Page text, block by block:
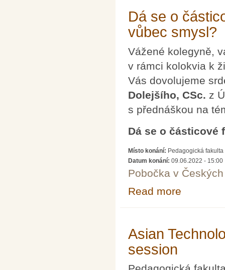
Dá se o
vůbec smysl?
Vážené kolegyně,
v rámci kolokvia k
Vás dovolujeme
Dolejšího, CSc. z
s přednáškou na
Dá se o částicové
Místo konání: Pedagogická
Datum konání: 09.06.2022 - 15:00
Pobočka v
Read more
Asian
session